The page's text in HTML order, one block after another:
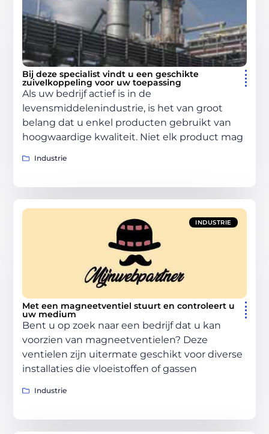
Bij deze specialist vindt u een geschikte
zuivelkoppeling voor uw toepassing
Als uw bedrijf actief is in de
levensmiddelenindustrie, is het van groot
belang dat u enkel producten gebruikt van
hoogwaardige kwaliteit. Niet elk product mag
Industrie
INDUSTRIE
Met een magneetventiel stuurt en controleert u
uw medium
Bent u op zoek naar een bedrijf dat u kan
voorzien van magneetventielen? Deze
ventielen zijn uitermate geschikt voor diverse
installaties die vloeistoffen of gassen
Industrie